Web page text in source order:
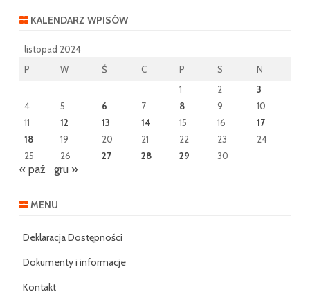
KALENDARZ WPISÓW
listopad 2024
P
W Ś C P S
N
1
2
3
4
5 6 7 8 9
10
11
12 13 14 15 16
17
18
19 20 21 22 23
24
25
26 27 28 29 30
« paź gru »
MENU
Deklaracja Dostępności
Dokumenty i informacje
Kontakt